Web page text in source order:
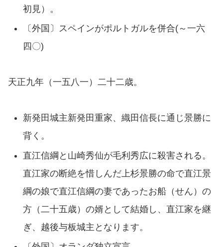
初見）。
〔外国〕スペインがポルトガルを併合(～一六
四〇)
天正九年（一五八一）二十二歳。
新発田城主新発田重家、織田信長に通じ景勝に
背く。
直江信綱と山崎秀仙が毛利秀広に殺害される。
直江家の断絶を惜しんだ上杉景勝の命で直江景
綱の娘で直江信綱の妻であったお船（せん）の
方（二十五歳）の婿として結婚し、直江家を継
ぎ、越後与板城主となります。